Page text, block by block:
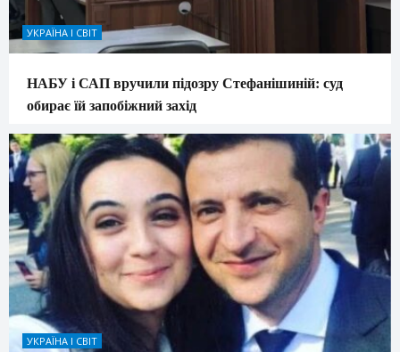
УКРАЇНА І СВІТ
НАБУ і САП вручили підозру Стефанішиній: суд
обирає їй запобіжний захід
УКРАЇНА І СВІТ